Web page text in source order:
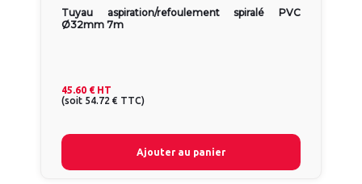
Tuyau aspiration/refoulement spiralé PVC
Ø32mm 7m
45.60 € HT
(soit 54.72 € TTC)
Ajouter au panier